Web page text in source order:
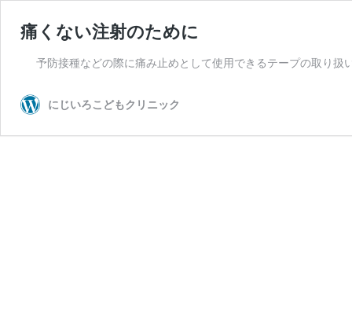
痛くない注射のために
予防接種などの際に痛み止めとして使用できるテープの取り
にじいろこどもクリニック